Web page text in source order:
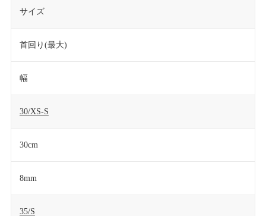
サイズ
首回り(最大)
幅
30/XS-S
30cm
8mm
35/S